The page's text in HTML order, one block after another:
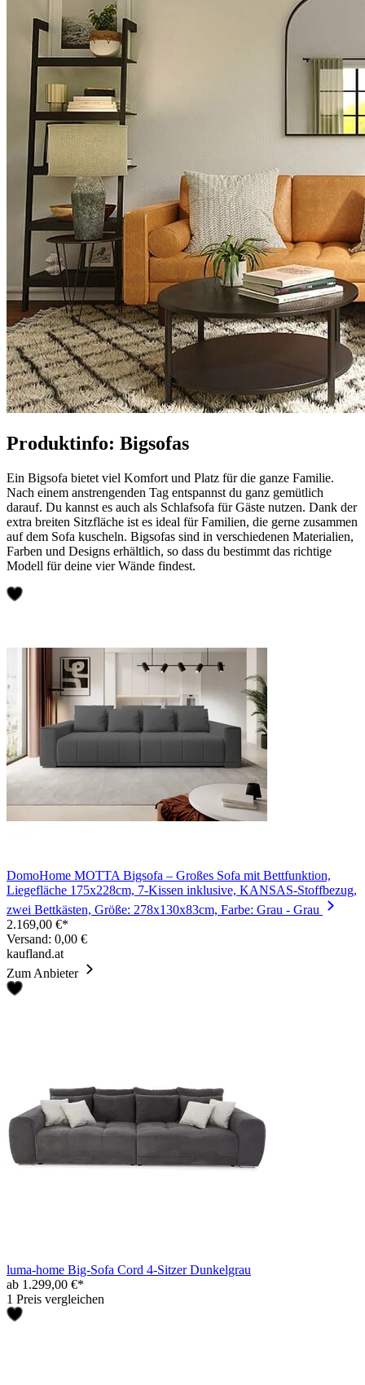
Produktinfo: Bigsofas
Ein Bigsofa bietet viel Komfort und Platz für die ganze Familie.
Nach einem anstrengenden Tag entspannst du ganz gemütlich
darauf. Du kannst es auch als Schlafsofa für Gäste nutzen. Dank der
extra breiten Sitzfläche ist es ideal für Familien, die gerne zusammen
auf dem Sofa kuscheln. Bigsofas sind in verschiedenen Materialien,
Farben und Designs erhältlich, so dass du bestimmt das richtige
Modell für deine vier Wände findest.
DomoHome MOTTA Bigsofa – Großes Sofa mit Bettfunktion,
Liegefläche 175x228cm, 7-Kissen inklusive, KANSAS-Stoffbezug,
zwei Bettkästen, Größe: 278x130x83cm, Farbe: Grau - Grau
2.169,00 €*
Versand: 0,00 €
kaufland.at
Zum Anbieter
luma-home Big-Sofa Cord 4-Sitzer Dunkelgrau
ab 1.299,00 €*
1 Preis vergleichen